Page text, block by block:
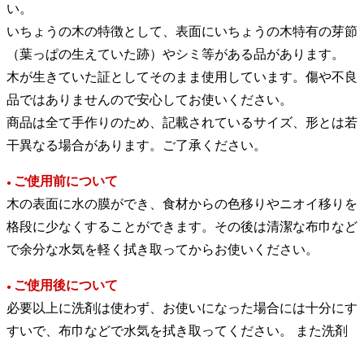
い。
いちょうの木の特徴として、表面にいちょうの木特有の芽節
（葉っぱの生えていた跡）やシミ等がある品があります。
木が生きていた証としてそのまま使用しています。傷や不良
品ではありませんので安心してお使いください。
商品は全て手作りのため、記載されているサイズ、形とは若
干異なる場合があります。ご了承ください。
● ご使用前について
木の表面に水の膜ができ、食材からの色移りやニオイ移りを
格段に少なくすることができます。その後は清潔な布巾など
で余分な水気を軽く拭き取ってからお使いください。
● ご使用後について
必要以上に洗剤は使わず、お使いになった場合には十分にす
すいで、布巾などで水気を拭き取ってください。 また洗剤